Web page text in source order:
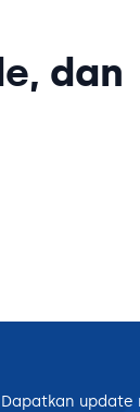
dan
Dapatkan update